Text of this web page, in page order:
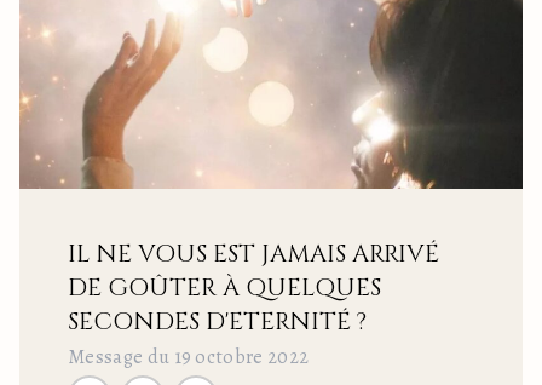
IL NE VOUS EST JAMAIS ARRIVÉ
DE GOÛTER À QUELQUES
SECONDES D'ETERNITÉ ?
Message du 19 octobre 2022